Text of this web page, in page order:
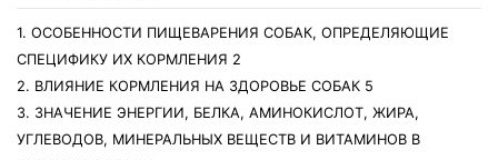
1. ОСОБЕННОСТИ ПИЩЕВАРЕНИЯ СОБАК, ОПРЕДЕЛЯЮЩИЕ
СПЕЦИФИКУ ИХ КОРМЛЕНИЯ 2
2. ВЛИЯНИЕ КОРМЛЕНИЯ НА ЗДОРОВЬЕ СОБАК 5
3. ЗНАЧЕНИЕ ЭНЕРГИИ, БЕЛКА, АМИНОКИСЛОТ, ЖИРА,
УГЛЕВОДОВ, МИНЕРАЛЬНЫХ ВЕЩЕСТВ И ВИТАМИНОВ В